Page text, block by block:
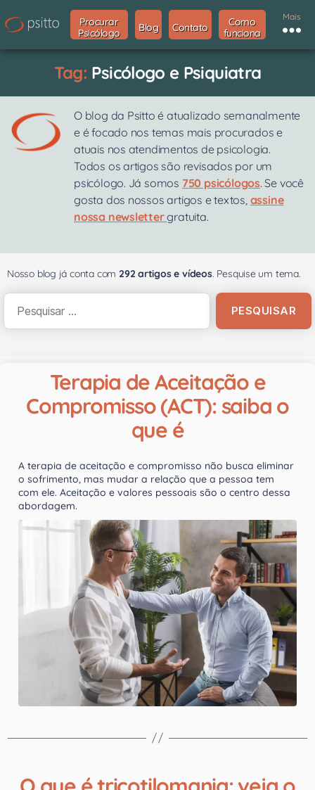
Procurar
Psicólogo
Blog Contato
Como
funciona
Mais
Tag: Psicólogo e Psiquiatra
O blog da Psitto é atualizado semanalmente
e é focado nos temas mais procurados e
atuais nos atendimentos de psicologia.
Todos os artigos são revisados por um
psicólogo. Já somos 750 psicólogos. Se você
gosta dos nossos artigos e textos, assine
nossa newslettergratuita.
Nosso blog já conta com 292 artigos e vídeos. Pesquise um tema.
Terapia de Aceitação e
Compromisso (ACT): saiba o
que é
A terapia de aceitação e compromisso não busca eliminar
o sofrimento, mas mudar a relação que a pessoa tem
com ele. Aceitação e valores pessoais são o centro dessa
abordagem.